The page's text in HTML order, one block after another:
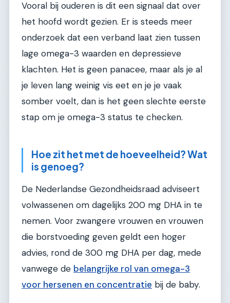
Vooral bij ouderen is dit een signaal dat over
het hoofd wordt gezien. Er is steeds meer
onderzoek dat een verband laat zien tussen
lage omega-3 waarden en depressieve
klachten. Het is geen panacee, maar als je al
je leven lang weinig vis eet en je je vaak
somber voelt, dan is het geen slechte eerste
stap om je omega-3 status te checken.
Hoe zit het met de hoeveelheid? Wat
is genoeg?
De Nederlandse Gezondheidsraad adviseert
volwassenen om dagelijks 200 mg DHA in te
nemen. Voor zwangere vrouwen en vrouwen
die borstvoeding geven geldt een hoger
advies, rond de 300 mg DHA per dag, mede
vanwege de belangrijke rol van omega-3
voor hersenen en concentratie bij de baby.